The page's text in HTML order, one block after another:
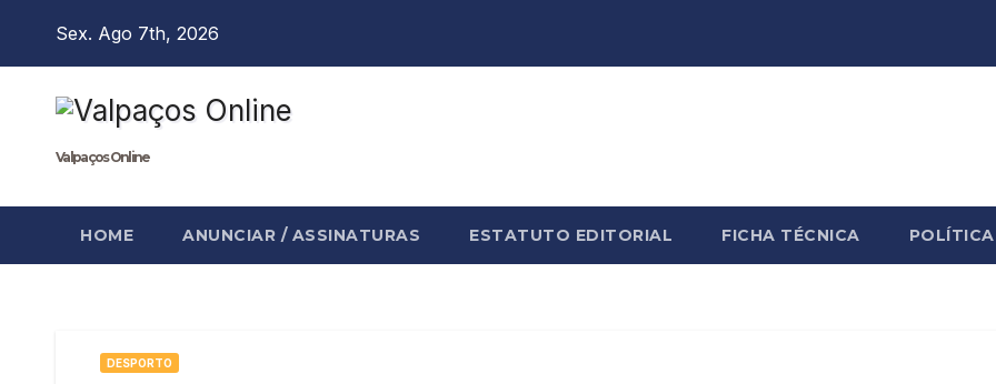
Sex. Ago 7th, 2026
Valpaços Online
HOME ANUNCIAR / ASSINATURAS ESTATUTO EDITORIAL FICHA TÉCNICA
DESPORTO